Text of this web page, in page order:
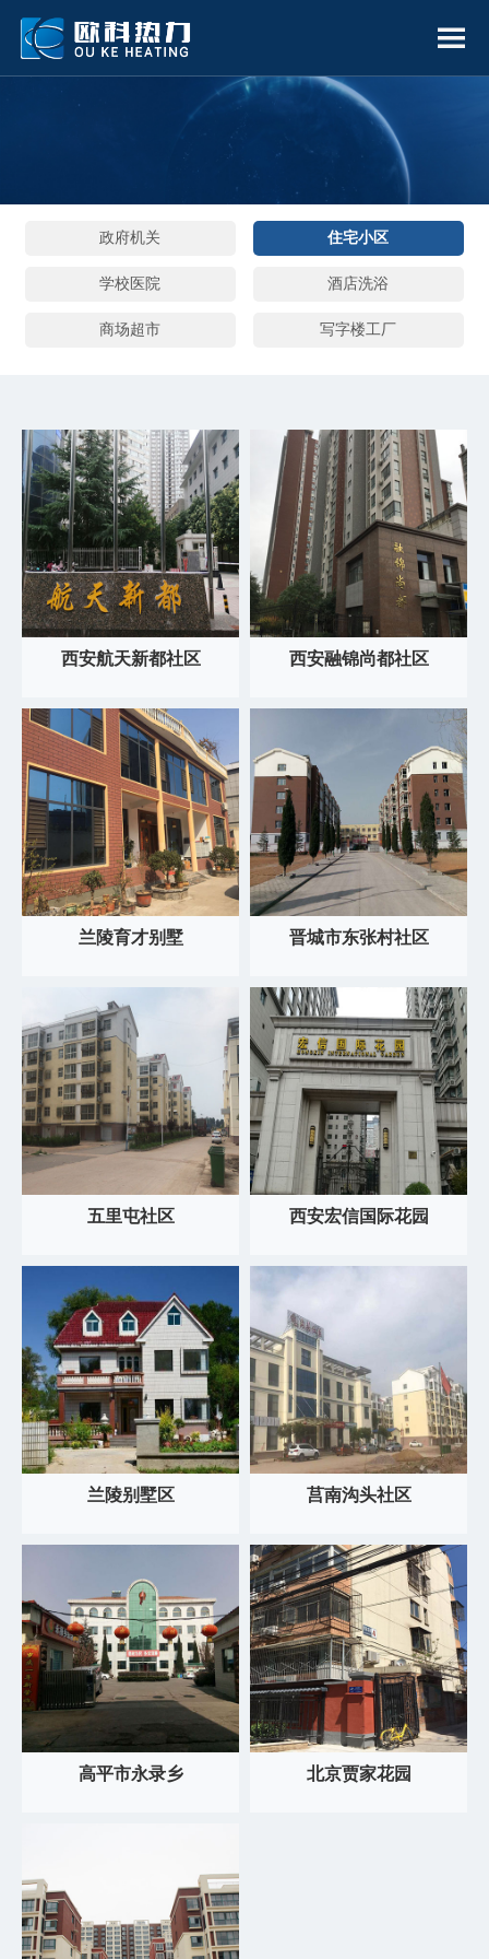
政府机关 住宅小区
学校医院 酒店洗浴
商场超市 写字楼工厂
西安航天新都社区 西安融锦尚都社区
兰陵育才别墅 晋城市东张村社区
五里屯社区 西安宏信国际花园
兰陵别墅区 莒南沟头社区
高平市永录乡 北京贾家花园